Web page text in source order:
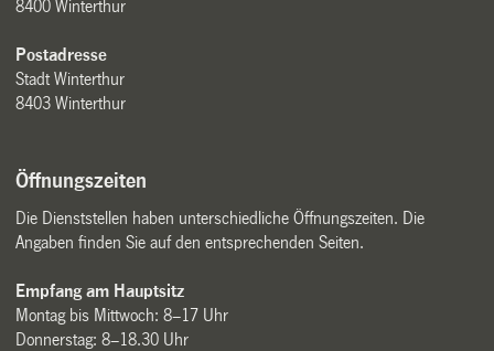
8400 Winterthur
Postadresse
Stadt Winterthur
8403 Winterthur
Öffnungszeiten
Die Dienststellen haben unterschiedliche Öffnungszeiten. Die
Angaben finden Sie auf den entsprechenden Seiten.
Empfang am Hauptsitz
Montag bis Mittwoch: 8–17 Uhr
Donnerstag: 8–18.30 Uhr